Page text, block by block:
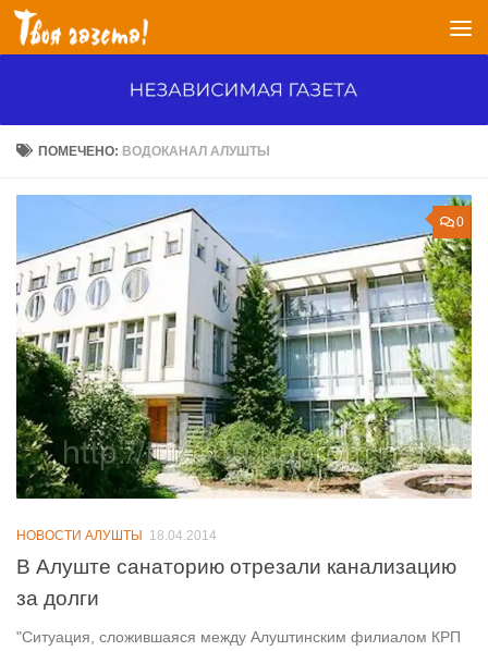
Перейти к содержимому
ПОМЕЧЕНО: ВОДОКАНАЛ АЛУШТЫ
0
НОВОСТИ АЛУШТЫ 18.04.2014
В Алуште санаторию отрезали канализацию
за долги
"Ситуация, сложившаяся между Алуштинским филиалом КРП